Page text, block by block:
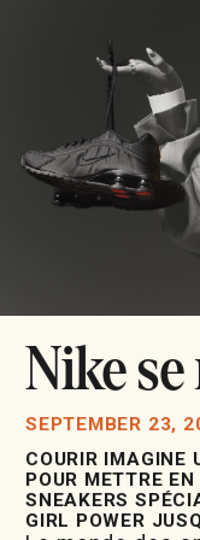
Nike
SEPTEMBER 23,
COURIR IMAGINE
POUR METTRE
SNEAKERS
GIRL POWER